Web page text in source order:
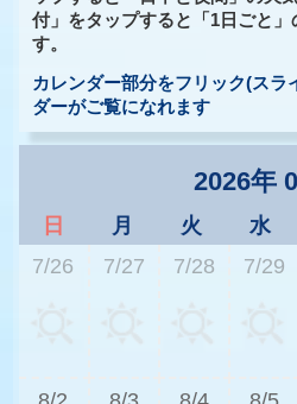
付」をタップすると「1日ごと」
す。
カレンダー部分をフリック(スラ
ダーがご覧になれます
2026年
日 月 火 水
7/26
7/27 7/28 7/29